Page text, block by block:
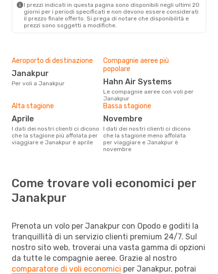
I prezzi indicati in questa pagina sono disponibili negli ultimi 20
giorni per i periodi specificati e non devono essere considerati
il ​​prezzo finale offerto. Si prega di notare che disponibilità e
prezzi sono soggetti a modifiche.
Aeroporto di destinazione
Janakpur
Per voli a Janakpur
Compagnie aeree più
popolare
Hahn Air Systems
Le compagnie aeree con voli per
Janakpur
Alta stagione
aprile
I dati dei nostri clienti ci dicono
che la stagione più affolata per
viaggiare e Janakpur è aprile
Bassa stagione
novembre
I dati dei nostri clienti ci dicono
che la stagione meno affolata
per viaggiare e Janakpur è
novembre
Come trovare voli economici per
Janakpur
Prenota un volo per Janakpur con Opodo e goditi la
tranquillità di un servizio clienti premium 24/7. Sul
nostro sito web, troverai una vasta gamma di opzioni
da tutte le compagnie aeree. Grazie al nostro
comparatore di voli economici per Janakpur, potrai